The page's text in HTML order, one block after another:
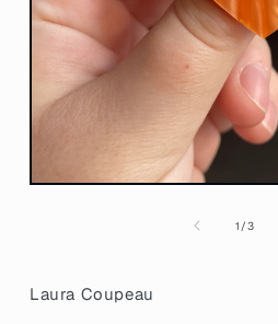
Ouvrir
fenêtre
modale
1 /de
3
Laura Coupeau